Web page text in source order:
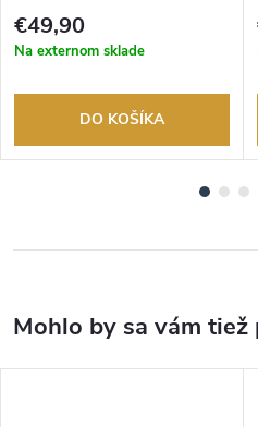
tovaru. Autorizovaný predajca.
€49,90
Na externom sklade
DO KOŠÍKA